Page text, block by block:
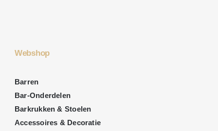
Webshop
Barren
Bar-Onderdelen
Barkrukken & Stoelen
Accessoires & Decoratie